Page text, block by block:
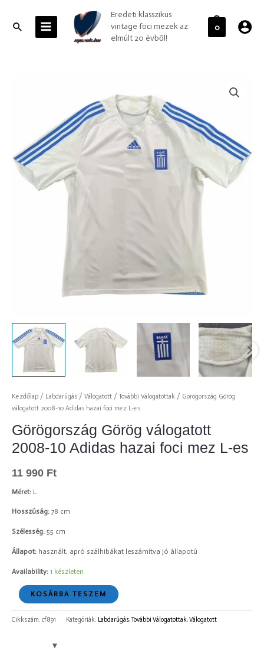
contentSearchMENU
Eredeti klasszikus
vintage foci mezek az
elmúlt 20 évből!
0
Kezdőlap / Labdarúgás / Válogatott /További Válogatottak / Görögország Görög
válogatott 2008-10 Adidas hazai foci mez L-es
Görögország Görög válogatott
2008-10 Adidas hazai foci mez L-es
11 990 Ft
Méret: L
Hosszúság: 78 cm
Szélesség: 55 cm
Állapot: használt, apró szálhibákat leszámítva jó állapotú
Availability: 1 készleten
Adidas
hazai
foci
KOSÁRBA TESZEM
Cikkszám: cf891 Kategóriák: Labdarúgás,További Válogatottak,Válogatott